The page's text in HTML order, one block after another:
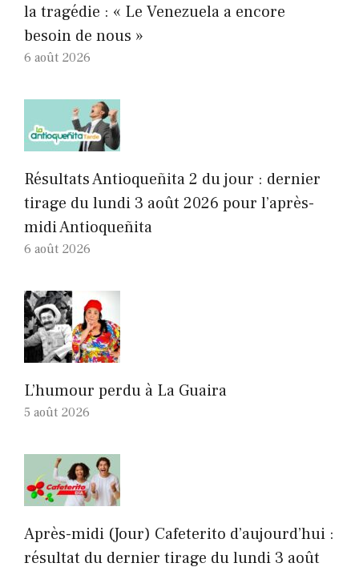
la tragédie : « Le Venezuela a encore
besoin de nous »
6 août 2026
Résultats Antioqueñita 2 du jour : dernier
tirage du lundi 3 août 2026 pour l’après-
midi Antioqueñita
6 août 2026
L’humour perdu à La Guaira
5 août 2026
Après-midi (Jour) Cafeterito d’aujourd’hui :
résultat du dernier tirage du lundi 3 août